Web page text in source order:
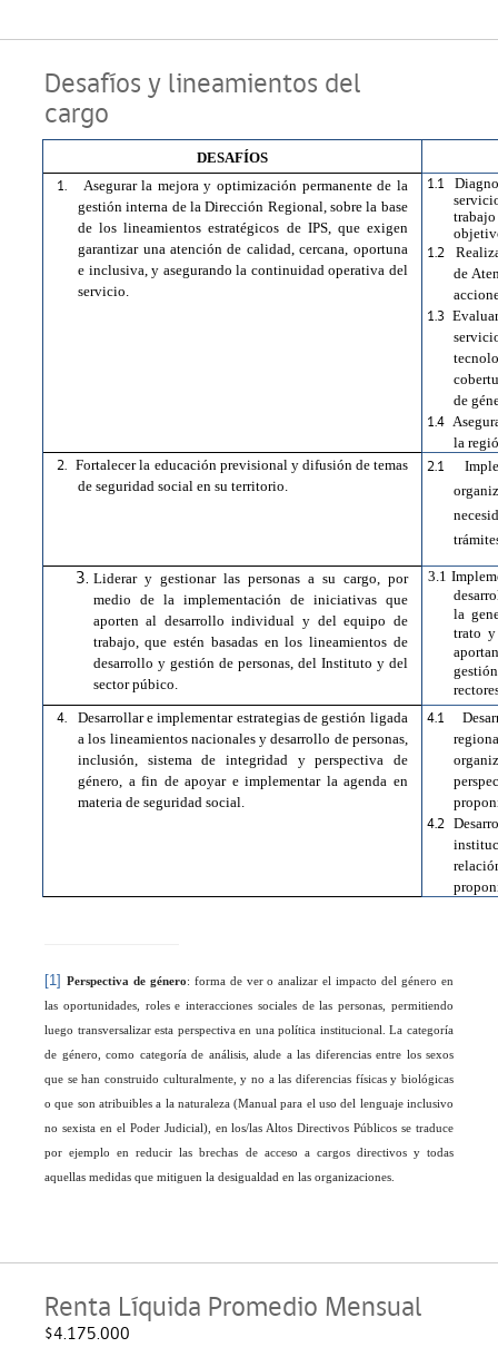
Desafíos y lineamientos del
cargo
DESAFÍOS
1.
Asegurar la mejora y optimización permanente de la
gestión interna de la Dirección Regional, sobre la base
de los lineamientos estratégicos de IPS, que exigen
garantizar una atención de calidad, cercana, oportuna
e inclusiva, y asegurando la continuidad operativa del
servicio.
1.1
1.2
de
1.3
de
1.4
la
2.
Fortalecer la educación previsional y difusión de temas
de seguridad social en su territorio.
2.1
Liderar y gestionar las personas a su cargo, por
medio de la implementación de iniciativas que
aporten al desarrollo individual y del equipo de
trabajo, que estén basadas en los lineamientos de
desarrollo y gestión de personas, del Instituto y del
sector púbico.
3.1
la
trato
4.
Desarrollar e implementar estrategias de gestión ligada
a los lineamientos nacionales y desarrollo de personas,
inclusión, sistema de integridad y perspectiva de
género, a fin de apoyar e implementar la agenda en
materia de seguridad social.
4.1
4.2
[1] Perspectiva de género: forma de ver o analizar el impacto del género en
las oportunidades, roles e interacciones sociales de las personas, permitiendo
luego transversalizar esta perspectiva en una política institucional. La categoría
de género, como categoría de análisis, alude a las diferencias entre los sexos
que se han construido culturalmente, y no a las diferencias físicas y biológicas
o que son atribuibles a la naturaleza (Manual para el uso del lenguaje inclusivo
no sexista en el Poder Judicial), en los/las Altos Directivos Públicos se traduce
por ejemplo en reducir las brechas de acceso a cargos directivos y todas
aquellas medidas que mitiguen la desigualdad en las organizaciones.
Renta Líquida Promedio Mensual
$4.175.000